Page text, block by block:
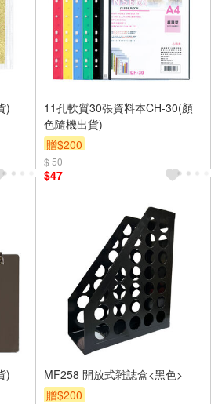
)
11孔軟質30張資料本CH-30(顏
色隨機出貨)
贈$200
$ 50
$47
)
MF258 開放式雜誌盒<黑色>
贈$200